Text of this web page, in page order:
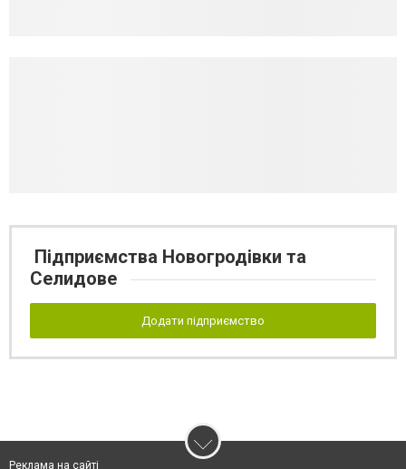
Підприємства Новогродівки та
Селидове
Додати підприємство
Реклама на сайті